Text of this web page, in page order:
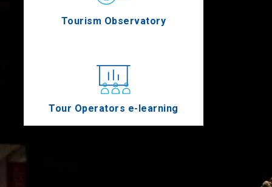
Tourism Observatory
Tour Operators e-learning